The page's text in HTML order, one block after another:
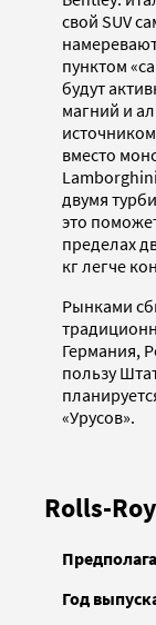
свой SUV
пунктом
будут
магний и
вместо
Lamborghini
двумя
это
пределах
кг легче
Рынками
Германия,
пользу
«Урусов».
Rolls-
Год